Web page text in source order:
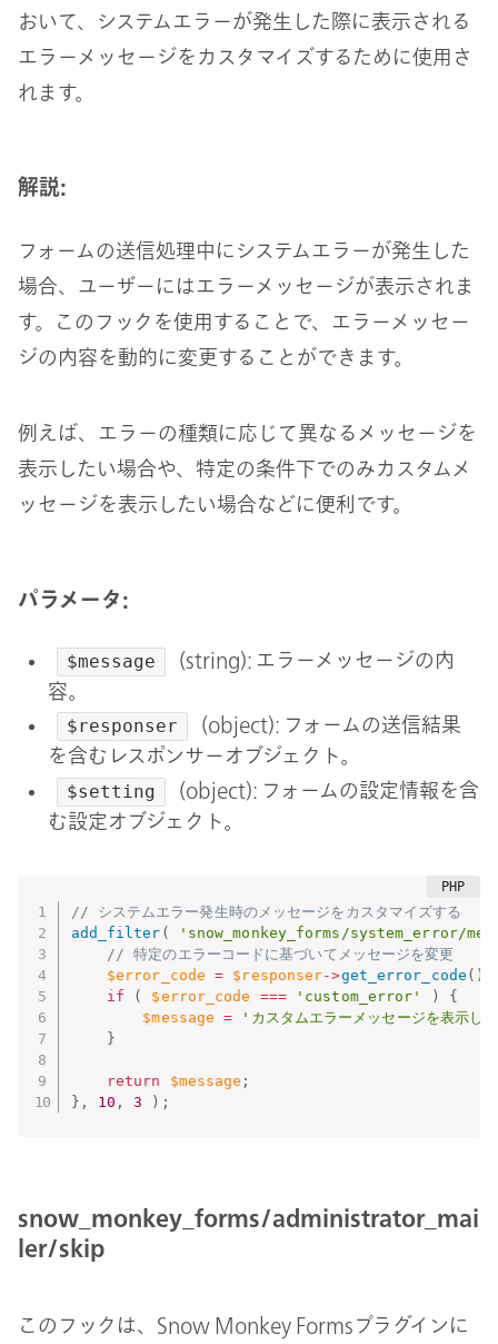
おいて、システムエラーが発生した際に表示される
エラーメッセージをカスタマイズするために使用さ
れます。
解説:
フォームの送信処理中にシステムエラーが発生した
場合、ユーザーにはエラーメッセージが表示されま
す。このフックを使用することで、エラーメッセー
ジの内容を動的に変更することができます。
例えば、エラーの種類に応じて異なるメッセージを
表示したい場合や、特定の条件下でのみカスタムメ
ッセージを表示したい場合などに便利です。
パラメータ:
$message
(string): エラーメッセージの内
容。
$responser
(object): フォームの送信結果
を含むレスポンサーオブジェクト。
$setting
(object): フォームの設定情報を含
む設定オブジェクト。
// システムエラー発生時のメッセージをカスタマイズする
add_filter (
'snow_monkey_forms/system_error/
// 特定のエラーコードに基づいてメッセージを変更
$error_code
= $responser->get_error_code ( )
if
( $error_code === 'custom_error' )
{
$message
=
'カスタムエラーメッセージを表示し
}
return $message ;
} , 10 , 3 ) ;
snow_monkey_forms/administrator_mai
ler/skip
このフックは、Snow Monkey Formsプラグインに